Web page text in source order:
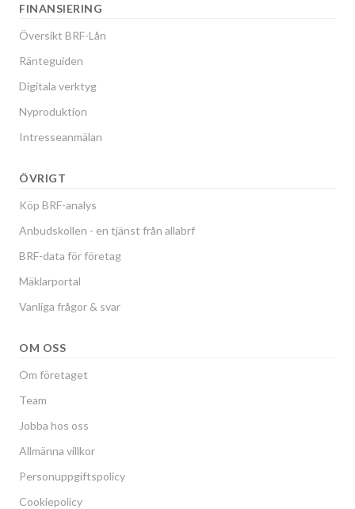
FINANSIERING
Översikt BRF-Lån
Ränteguiden
Digitala verktyg
Nyproduktion
Intresseanmälan
ÖVRIGT
Köp BRF-analys
Anbudskollen - en tjänst från allabrf
BRF-data för företag
Mäklarportal
Vanliga frågor & svar
OM OSS
Om företaget
Team
Jobba hos oss
Allmänna villkor
Personuppgiftspolicy
Cookiepolicy